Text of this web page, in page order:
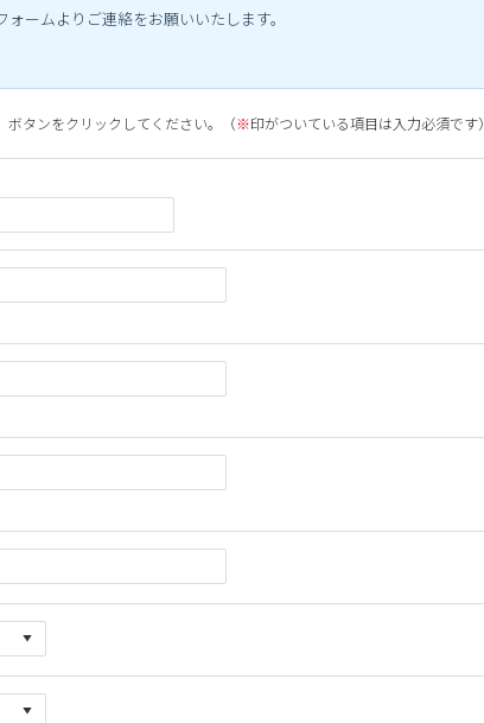
ームよりご連絡をお願いいたします。
タンをクリックしてください。（※印がついている項目は入力必須です）